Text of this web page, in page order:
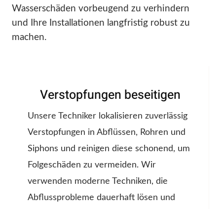
Wasserschäden vorbeugend zu verhindern
und Ihre Installationen langfristig robust zu
machen.
Verstopfungen beseitigen
Unsere Techniker lokalisieren zuverlässig
Verstopfungen in Abflüssen, Rohren und
Siphons und reinigen diese schonend, um
Folgeschäden zu vermeiden. Wir
verwenden moderne Techniken, die
Abflussprobleme dauerhaft lösen und